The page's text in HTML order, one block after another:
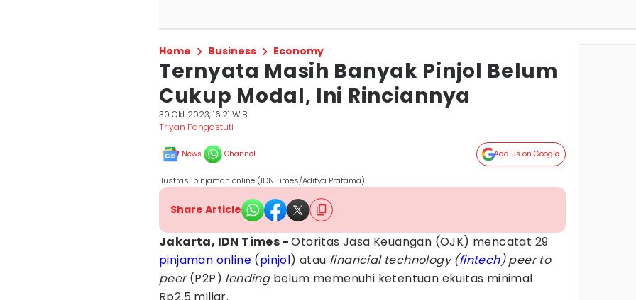
Home Business Economy
Ternyata Masih Banyak Pinjol Belum
Cukup Modal, Ini Rinciannya
30 Okt 2023, 16:21 WIB
Triyan Pangastuti
News Channel Add Us on Google
ilustrasi pinjaman online (IDN Times/Aditya Pratama)
Share Article
Jakarta, IDN Times -Otoritas Jasa Keuangan (OJK) mencatat 29
pinjaman online (pinjol) atau financial technology (fintech) peer to
peer(P2P) lendingbelum memenuhi ketentuan ekuitas minimal